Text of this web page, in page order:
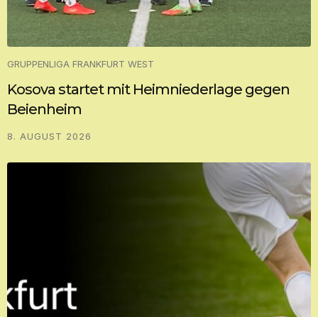
GRUPPENLIGA FRANKFURT WEST
Kosova startet mit Heimniederlage gegen
Beienheim
8. AUGUST 2026